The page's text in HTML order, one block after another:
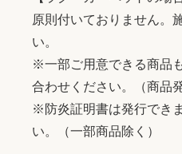
原則付いておりません。
い。
※一部ご用意できる商品
合わせください。（商品
※防炎証明書は発行でき
い。（一部商品除く）